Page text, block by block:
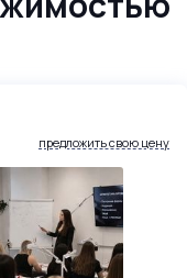
предложить свою цену